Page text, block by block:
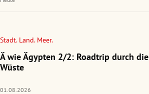
Stadt. Land. Meer.
Ä wie Ägypten 2/2: Roadtrip durch die
Wüste
01.08.2026